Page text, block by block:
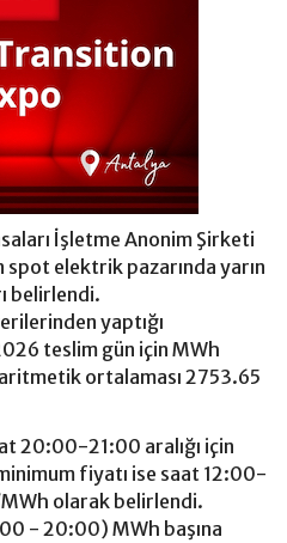
İşletme Anonim Şirketi
elektrik pazarında yarın
belirlendi.
yaptığı
teslim gün için MWh
ortalaması 2753.65
20:00-21:00 aralığı için
fiyatı ise saat 12:00-
olarak belirlendi.
- 20:00) MWh başına